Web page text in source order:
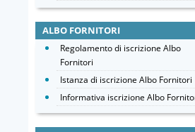
ALBO FORNITORI
Regolamento di iscrizione Albo
Fornitori
Istanza di iscrizione Albo Fornitori
Informativa iscrizione Albo